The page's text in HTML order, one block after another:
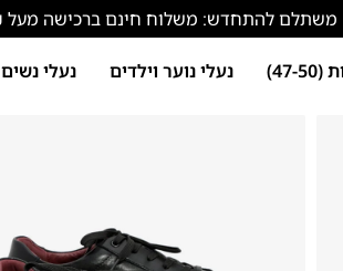
משתלם להתחדש: משלוח חינם ברכישה מעל 600₪ וגם החלפה ראשונה ללא עלות!
50) נעלי נוער וילדים נעלי נשים